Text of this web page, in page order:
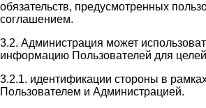
обязательств, предусмотренных
соглашением.
3.2. Администрация может
информацию Пользователей для
3.2.1. идентификации стороны в
Пользователем и Администрацией.